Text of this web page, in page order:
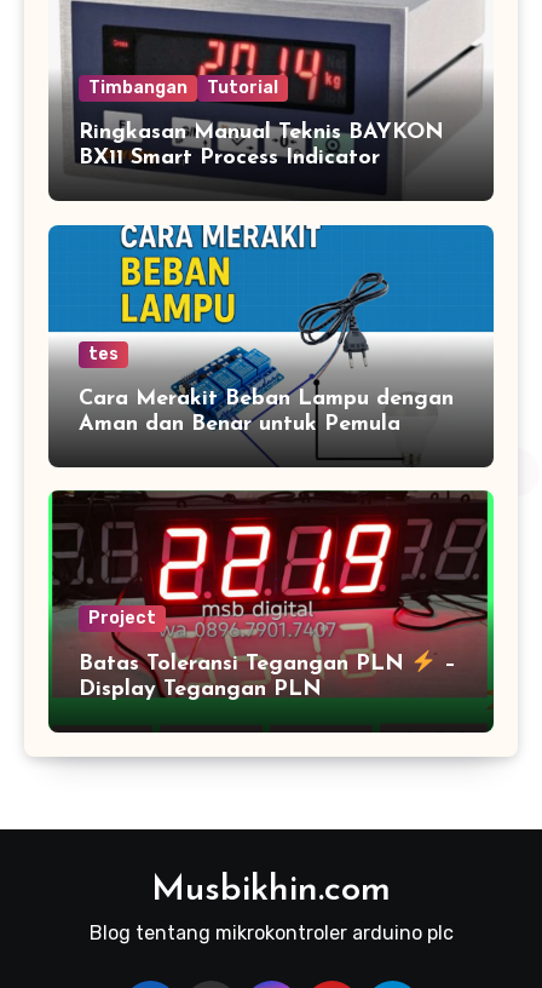
Timbangan Tutorial
Ringkasan Manual Teknis BAYKON
BX11 Smart Process Indicator
tes
Cara Merakit Beban Lampu dengan
Aman dan Benar untuk Pemula
Project
Batas Toleransi Tegangan PLN
–
Display Tegangan PLN
Musbikhin.com
Blog tentang mikrokontroler arduino plc